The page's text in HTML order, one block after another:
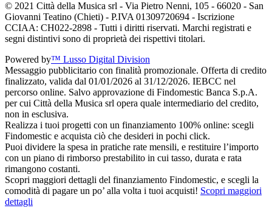
© 2021 Città della Musica srl - Via Pietro Nenni, 105 - 66020 - San
Giovanni Teatino (Chieti) - P.IVA 01309720694 - Iscrizione
CCIAA: CH022-2898 - Tutti i diritti riservati. Marchi registrati e
segni distintivi sono di proprietà dei rispettivi titolari.
Powered by™ Lusso Digital Division
Messaggio pubblicitario con finalità promozionale. Offerta di credito
finalizzato, valida dal 01/01/2026 al 31/12/2026. IEBCC nel
percorso online. Salvo approvazione di Findomestic Banca S.p.A.
per cui Città della Musica srl opera quale intermediario del credito,
non in esclusiva.
Realizza i tuoi progetti con un finanziamento 100% online: scegli
Findomestic e acquista ciò che desideri in pochi click.
Puoi dividere la spesa in pratiche rate mensili, e restituire l’importo
con un piano di rimborso prestabilito in cui tasso, durata e rata
rimangono costanti.
Scopri maggiori dettagli del finanziamento Findomestic, e scegli la
comodità di pagare un po’ alla volta i tuoi acquisti! Scopri maggiori
dettagli